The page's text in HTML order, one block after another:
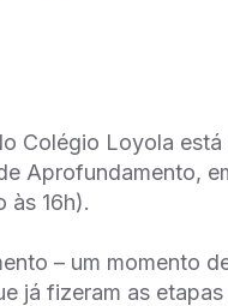
Colégio Loyola
Aprofundamento,
às 16h).
– um momento
já fizeram as